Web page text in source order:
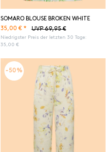
SOMARO BLOUSE BROKEN WHITE
UVP 69,95 €
35,00 € *
Niedrigster Preis der letzten 30 Tage:
35,00 €
-50%